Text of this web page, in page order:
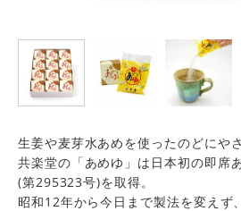
生姜や麦芽水あめを使ったのどにや
共楽堂の「あめゆ」は日本初の即席
(第295323号)を取得。
昭和12年から今日まで製法を変えず